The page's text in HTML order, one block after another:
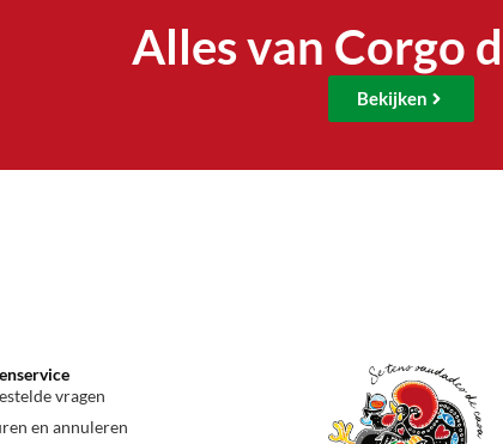
Alles van Corgo
Bekijken
vragen
en annuleren